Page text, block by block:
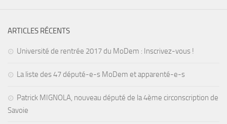
ARTICLES RÉCENTS
Université de rentrée 2017 du MoDem : Inscrivez-vous !
La liste des 47 député-e-s MoDem et apparenté-e-s
Patrick MIGNOLA, nouveau député de la 4ème circonscription de
Savoie